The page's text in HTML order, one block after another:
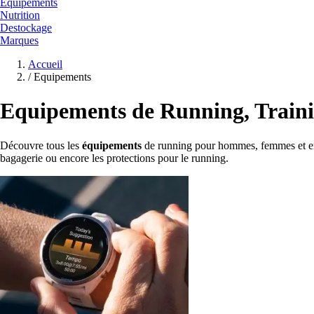
Equipements
Nutrition
Destockage
Marques
Accueil
/ Equipements
Equipements de Running,
Découvre tous les équipements de running pour hommes, femmes et
bagagerie ou encore les protections pour le running.